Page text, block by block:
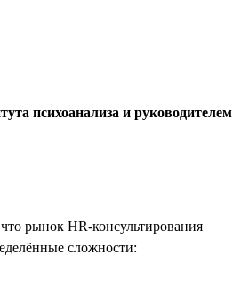
психоанализа и руководителем
рынок HR-консультирования
сложности: